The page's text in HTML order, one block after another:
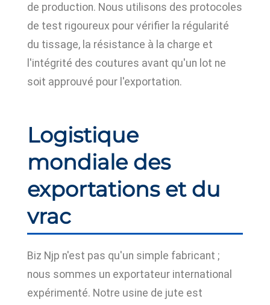
de production. Nous utilisons des protocoles
de test rigoureux pour vérifier la régularité
du tissage, la résistance à la charge et
l'intégrité des coutures avant qu'un lot ne
soit approuvé pour l'exportation.
Logistique
mondiale des
exportations et du
vrac
Biz Njp n'est pas qu'un simple fabricant ;
nous sommes un exportateur international
expérimenté. Notre usine de jute est